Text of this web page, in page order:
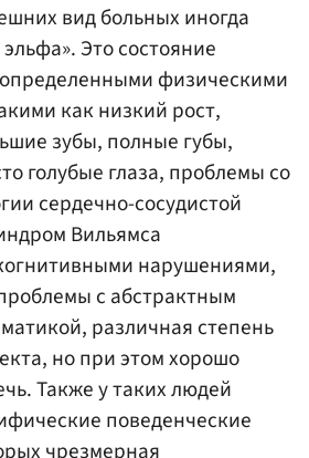
вид больных иногда
Это состояние
физическими
как низкий рост,
зубы, полные губы,
голубые глаза, проблемы со
сердечно-сосудистой
Вильямса
нарушениями,
с абстрактным
различная степень
но при этом хорошо
Также у таких людей
поведенческие
чрезмерная